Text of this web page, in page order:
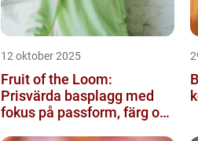
12 oktober 2025
Fruit of the Loom:
Prisvärda basplagg med
fokus på passform, färg och